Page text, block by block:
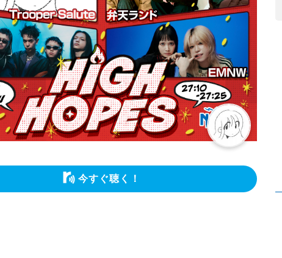
今すぐ聴く！